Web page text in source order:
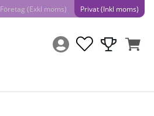
Företag (Exkl moms) Privat (Inkl moms)